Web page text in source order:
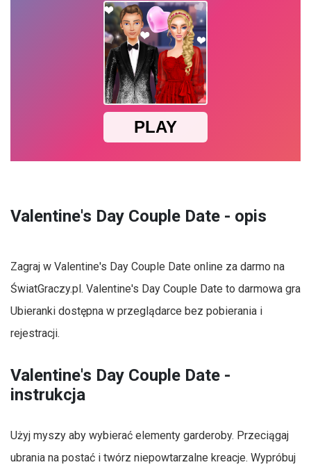
Valentine's Day Couple Date - opis
Zagraj w Valentine's Day Couple Date online za darmo na
ŚwiatGraczy.pl. Valentine's Day Couple Date to darmowa gra
Ubieranki dostępna w przeglądarce bez pobierania i
rejestracji.
Valentine's Day Couple Date -
instrukcja
Użyj myszy aby wybierać elementy garderoby. Przeciągaj
ubrania na postać i twórz niepowtarzalne kreacje. Wypróbuj